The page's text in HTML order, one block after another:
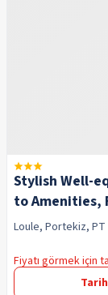
Stylish Well-
to Amenities,
Loule, Portekiz, PT
Fiyatı görmek için